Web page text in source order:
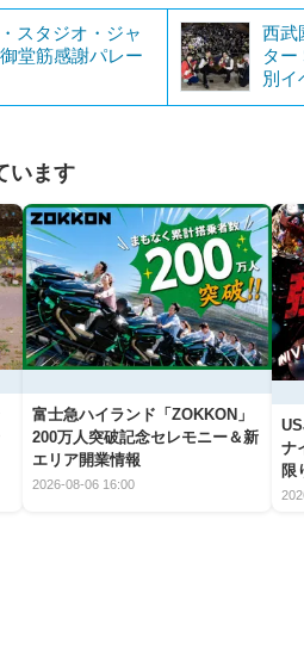
スタジオ・ジャ
堂筋感謝パレー
西武
ター
別イ
います
富士急ハイランド「ZOKKON」
200万人突破記念セレモニー＆新
エリア開業情報
2026-08-06 16:00
ナ
限